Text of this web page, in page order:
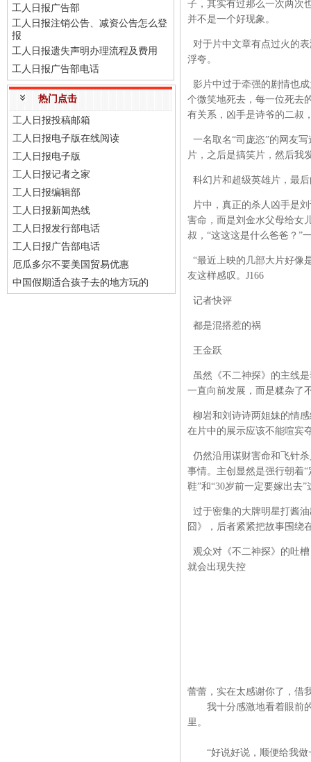
工人日报广告部
工人日报注销公告、减资公告怎么登
报
工人日报遗失声明办理流程及费用
工人日报广告部电话
热门点击
工人日报投稿邮箱
工人日报电子版在线阅读
工人日报电子版
工人日报记者之家
工人日报编辑部
工人日报新闻热线
工人日报发行部电话
工人日报广告部电话
厄瓜多尔不要美国贸易优惠
中国假期适合孩子去的地方玩的
子，其实有过那么一次两次
并不是一个好现象。
对于片中文章有点过火的
浮夸。
影片中过于牵强的剧情也
个微笑地死去，每一位死去
有关系，凶手是诗爷的二叔
一名取名“司庞恣”的网友
片，之后是搞笑片，然后我
科幻片和超级英雄片，最
片中，真正的杀人凶手是
害命，而是刘金水父母给女
叔，“这这这是什么爸爸？”
“最近上映的几部大片好像
友这样感叹。J166
记者快评
都是混搭惹的祸
王金跃
虽然《不二神探》的主线
一直向前发展，而是糅杂了
柳岩和刘诗诗两姐妹的情
在片中的展示应该不能喧宾
仍然沿用谋财害命和飞针
事情。主创显然是强行朝着
鞋”和“30岁前一定要嫁出去
过于密集的大牌明星打酱
囧》，后者紧紧把故事围绕
观众对《不二神探》的吐
就会出现失控
蕾蕾，实在太感谢你了，借
我十分感激地看着眼前的
里。
“好说好说，顺便给我做